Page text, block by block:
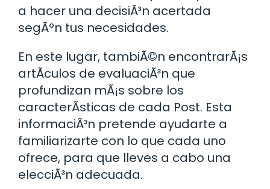
a hacer una decisiÃ³n acertada
segÃºn tus necesidades.
En este lugar, tambiÃ©n encontrarÃ¡s
artÃ­culos de evaluaciÃ³n que
profundizan mÃ¡s sobre los
caracterÃ­sticas de cada Post. Esta
informaciÃ³n pretende ayudarte a
familiarizarte con lo que cada uno
ofrece, para que lleves a cabo una
elecciÃ³n adecuada.